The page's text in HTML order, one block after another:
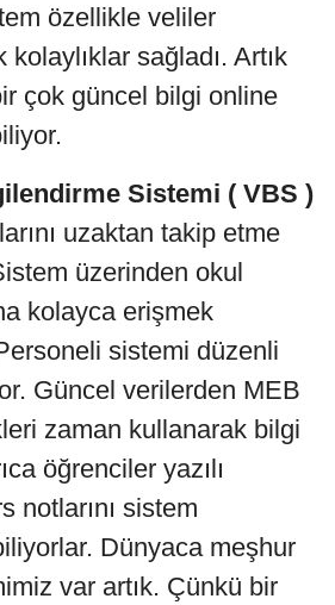
özellikle veliler
kolaylıklar sağladı. Artık
çok güncel bilgi online
Sistemi ( VBS )
uzaktan takip etme
üzerinden okul
kolayca erişmek
sistemi düzenli
Güncel verilerden MEB
zaman kullanarak bilgi
öğrenciler yazılı
notlarını sistem
Dünyaca meşhur
var artık. Çünkü bir